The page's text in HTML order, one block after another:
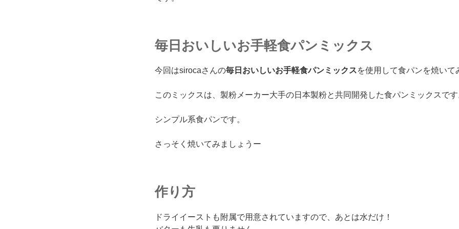
毎日おいしいお手軽食パンミックス
今回はsirocaさんの毎日おいしいお手軽食パンミックスを使用して食パンを焼いて
このミックスは、製粉メーカー大手の日本製粉と共同開発した食パンミックスです
シンプル系食パンです。
さっそく焼いてみましょうー
作り方
ドライイーストも附属で用意されていますので、あとは水だけ！